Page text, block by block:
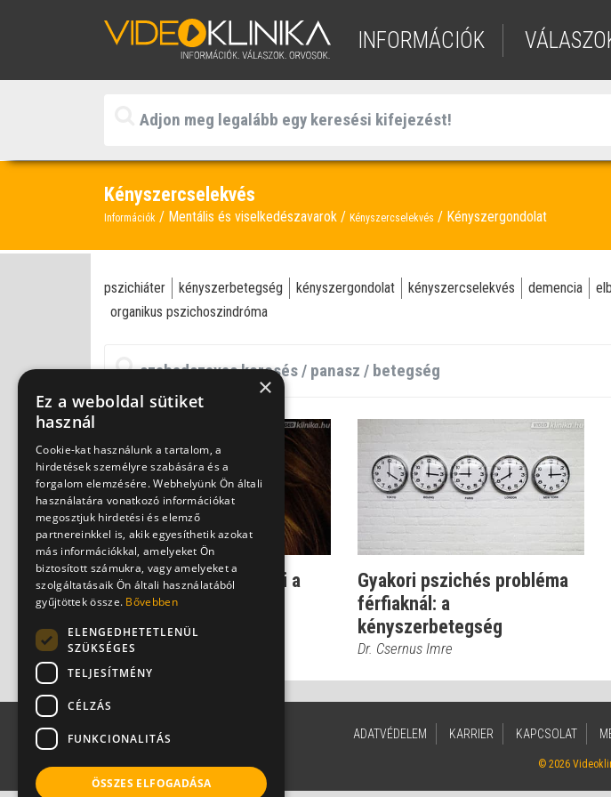
INFORMÁCIÓK
Kényszercselekvés
Információk Mentális és viselkedészavarok Kényszercselekvés Kényszergondolat
pszichiáter kényszerbetegség kényszergondolat kényszercselekvés demencia
organikus pszichoszindróma
Dr. Csernus: kivételezni a
beteg gyerekkel a
legnagyobb hiba...
Dr. Csernus Imre
Gyakori pszichés probléma
férfiaknál: a
kényszerbetegség
Dr. Csernus Imre
ADATVÉDELEM KARRIER KAPCSOLAT
© 2026
×
Ez a weboldal sütiket
használ
Cookie-kat használunk a tartalom, a
hirdetések személyre szabására és a
forgalom elemzésére. Webhelyünk Ön általi
használatára vonatkozó információkat
megosztjuk hirdetési és elemző
partnereinkkel is, akik egyesíthetik azokat
más információkkal, amelyeket Ön
biztosított számukra, vagy amelyeket a
szolgáltatásaik Ön általi használatából
gyűjtöttek össze. Bővebben
ELENGEDHETETLENÜL
SZÜKSÉGES
TELJESÍTMÉNY
CÉLZÁS
FUNKCIONALITÁS
ÖSSZES ELFOGADÁSA